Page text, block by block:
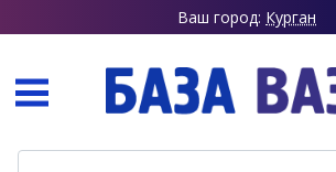
Ваш город: Курган